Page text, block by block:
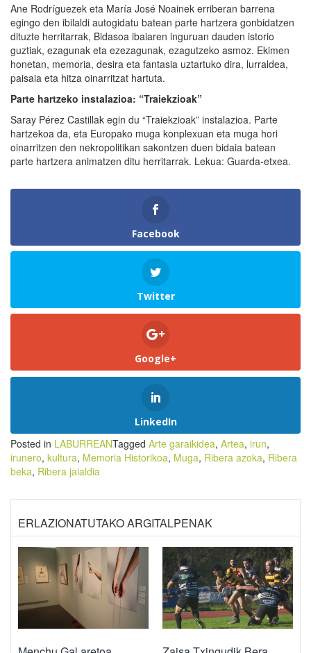
Ane Rodríguezek eta María José Noainek erriberan barrena
egingo den ibilaldi autogidatu batean parte hartzera gonbidatzen
dituzte herritarrak, Bidasoa ibaiaren inguruan dauden istorio
guztiak, ezagunak eta ezezagunak, ezagutzeko asmoz. Ekimen
honetan, memoria, desira eta fantasia uztartuko dira, lurraldea,
paisaia eta hitza oinarritzat hartuta.
Parte hartzeko instalazioa: “Traiekzioak”
Saray Pérez Castillak egin du “Traiekzioak” instalazioa. Parte
hartzekoa da, eta Europako muga konplexuan eta muga hori
oinarritzen den nekropolitikan sakontzen duen bidaia batean
parte hartzera animatzen ditu herritarrak. Lekua: Guarda-etxea.
Facebook
Twitter
Google+
LinkedIn
Posted in LABURREANTagged Arte garaikidea, Artea, irun,
irunero, kultura, Memoria Historikoa, Muga, Ribera azoka, Ribera
beka, Ribera jaialdia
ERLAZIONATUTAKO ARGITALPENAK